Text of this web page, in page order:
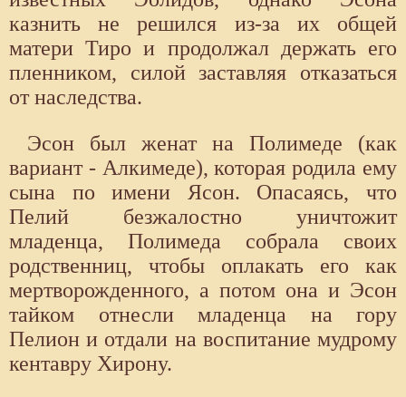
казнить не решился из-за их общей
матери Тиро и продолжал держать его
пленником, силой заставляя отказаться
от наследства.
Эсон был женат на Полимеде (как
вариант - Алкимеде), которая родила ему
сына по имени Ясон. Опасаясь, что
Пелий безжалостно уничтожит
младенца, Полимеда со­брала своих
родственниц, чтобы оплакать его как
мертворожденного, а по­том она и Эсон
тайком отнесли младенца на гору
Пелион и отдали на вос­питание мудрому
кентавру Хирону.